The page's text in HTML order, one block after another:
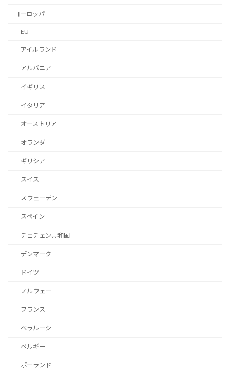
ヨーロッパ
EU
アイルランド
アルバニア
イギリス
イタリア
オーストリア
オランダ
ギリシア
スイス
スウェーデン
スペイン
チェチェン共和国
デンマーク
ドイツ
ノルウェー
フランス
ベラルーシ
ベルギー
ポーランド